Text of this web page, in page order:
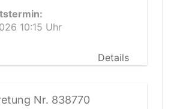
10:15 Uhr
Details
Nr. 838770